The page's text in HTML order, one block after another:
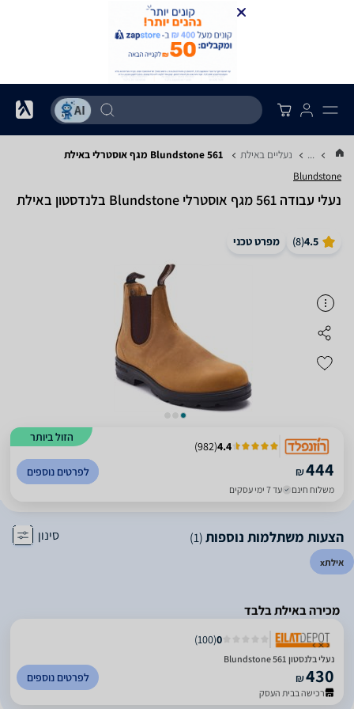
... נעליים באילת Blundstone 561 מגף אוסטרלי באילת
Blundstone
‏נעלי עבודה 561 מגף אוסטרלי Blundstone בלנדסטון באילת
4.5
(
8
) מפרט טכני
הזול ביותר
4.4
(
982
)
₪444
משלוח חינם עד 7 ימי עסקים
לפרטים נוספים
הצעות משתלמות נוספות(1) סינון
אילתx
מכירה באילת בלבד
0
(
100
)
נעלי בלנסטון Blundstone 561
₪430
רכישה בבית העסק
לפרטים נוספים